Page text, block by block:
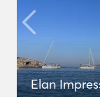
Elan